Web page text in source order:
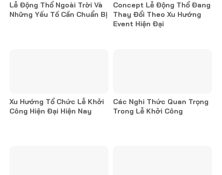
Lễ Động Thổ Ngoài Trời Và
Những Yếu Tố Cần Chuẩn Bị
Concept Lễ Động Thổ Đang
Thay Đổi Theo Xu Hướng
Event Hiện Đại
Xu Hướng Tổ Chức Lễ Khởi
Công Hiện Đại Hiện Nay
Các Nghi Thức Quan Trọng
Trong Lễ Khởi Công